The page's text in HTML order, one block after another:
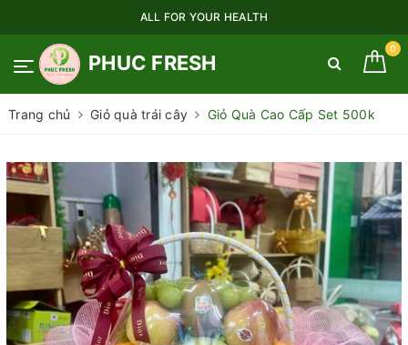
ALL FOR YOUR HEALTH
PHUC FRESH
0
Trang chủ Giỏ quà trái cây Giỏ Quà Cao Cấp Set 500k